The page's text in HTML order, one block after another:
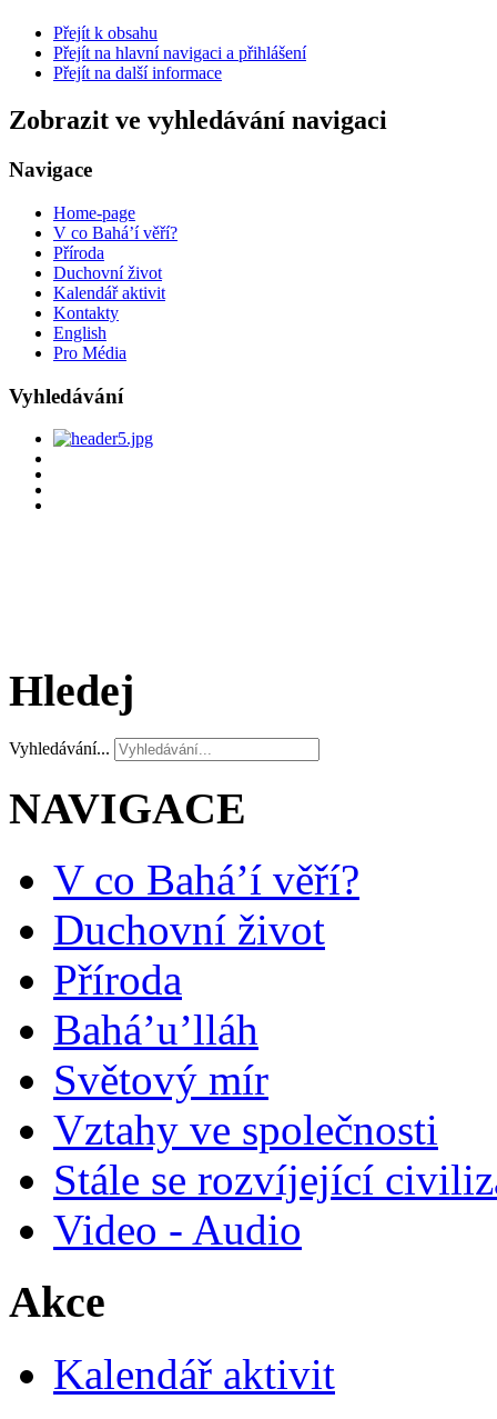
Přejít k obsahu
Přejít na hlavní navigaci a přihlášení
Přejít na další informace
Zobrazit ve vyhledávání navigaci
Navigace
Home-page
V co Bahá’í věří?
Příroda
Duchovní život
Kalendář aktivit
Kontakty
English
Pro Média
Vyhledávání
Hledej
Vyhledávání...
NAVIGACE
V co Bahá’í věří?
Duchovní život
Příroda
Bahá’u’lláh
Světový mír
Vztahy ve společnosti
Stále se rozvíjející
Video - Audio
Akce
Kalendář aktivit